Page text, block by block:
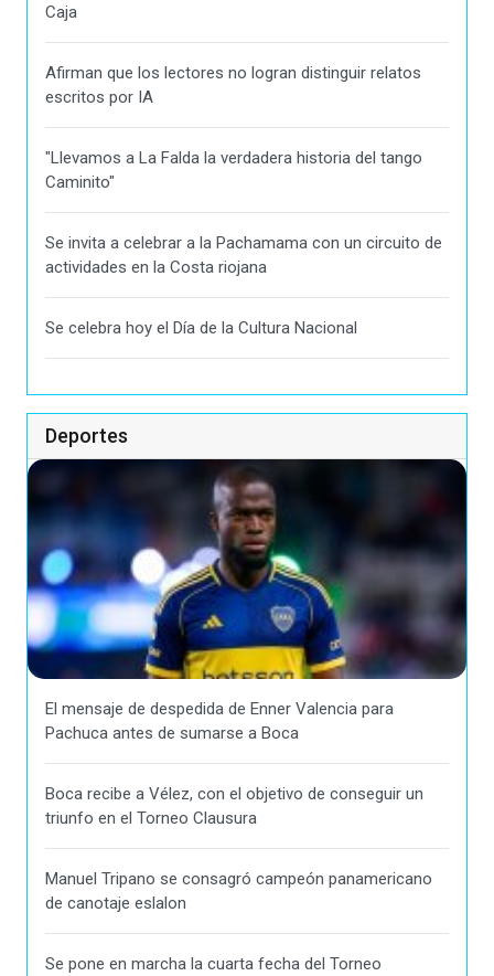
Caja
Afirman que los lectores no logran distinguir relatos
escritos por IA
"Llevamos a La Falda la verdadera historia del tango
Caminito"
Se invita a celebrar a la Pachamama con un circuito de
actividades en la Costa riojana
Se celebra hoy el Día de la Cultura Nacional
Deportes
El mensaje de despedida de Enner Valencia para
Pachuca antes de sumarse a Boca
Boca recibe a Vélez, con el objetivo de conseguir un
triunfo en el Torneo Clausura
Manuel Tripano se consagró campeón panamericano
de canotaje eslalon
Se pone en marcha la cuarta fecha del Torneo